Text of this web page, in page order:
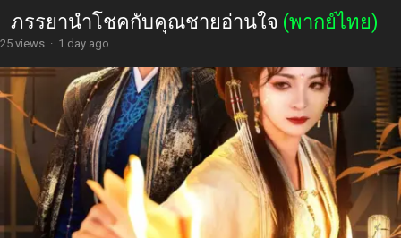
ภรรยานำโชคกับคุณชายอ่านใจ (พากย์ไทย)
25 views · 1 day ago